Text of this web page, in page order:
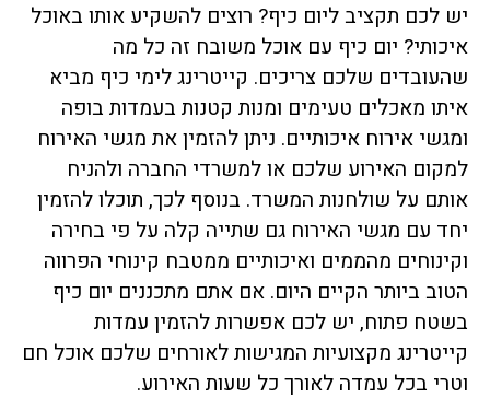
יש לכם תקציב ליום כיף? רוצים להשקיע אותו באוכל
איכותי? יום כיף עם אוכל משובח זה כל מה
שהעובדים שלכם צריכים. קייטרינג לימי כיף מביא
איתו מאכלים טעימים ומנות קטנות בעמדות בופה
ומגשי אירוח איכותיים. ניתן להזמין את מגשי האירוח
למקום האירוע שלכם או למשרדי החברה ולהניח
אותם על שולחנות המשרד. בנוסף לכך, תוכלו להזמין
יחד עם מגשי האירוח גם שתייה קלה על פי בחירה
וקינוחים מהממים ואיכותיים ממטבח קינוחי הפרווה
הטוב ביותר הקיים היום. אם אתם מתכננים יום כיף
בשטח פתוח, יש לכם אפשרות להזמין עמדות
קייטרינג מקצועיות המגישות לאורחים שלכם אוכל חם
וטרי בכל עמדה לאורך כל שעות האירוע.